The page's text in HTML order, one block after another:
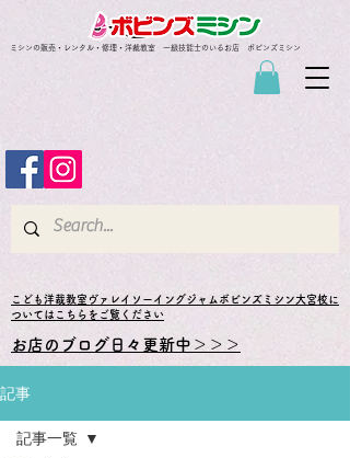
ミシンの販売・レンタル・修理・洋裁教室 一級技能士のいるお店 ボビンズミシン
​こども洋裁教室ヴァレイソーイングジャムボビンズミシン大宮校に
ついてはこちらをご覧ください
お店のブログ日々更新中＞＞＞
記事
記事一覧